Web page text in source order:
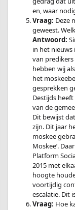
en, waar
Vraag: Deze
geweest.
Antwoord:
in het
van
hebben wij
het
gesprekken
Destijds
van de
Dit bewijst
zijn. Dit jaar
moskee
Moskee’.
Platform
2015 met
hoogte
voortijdig
escalatie. Dit
Vraag: Hoe